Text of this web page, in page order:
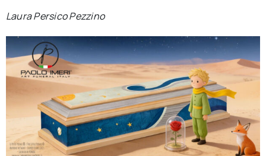
Laura Persico Pezzino